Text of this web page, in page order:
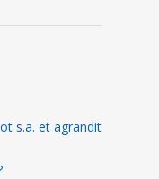
s.a. et agrandit